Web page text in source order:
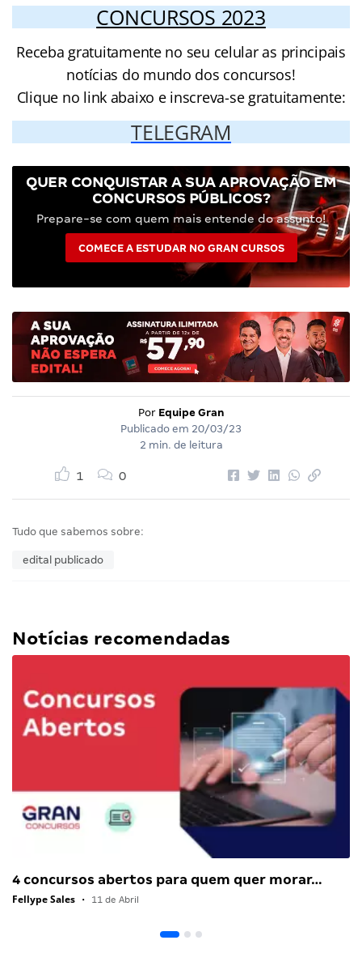
CONCURSOS 2023
Receba gratuitamente no seu celular as principais
notícias do mundo dos concursos!
Clique no link abaixo e inscreva-se gratuitamente:
TELEGRAM
QUER CONQUISTAR A SUA APROVAÇÃO EM
CONCURSOS PÚBLICOS?
Prepare-se com quem mais entende do assunto!
COMECE A ESTUDAR NO GRAN CURSOS
Por Equipe Gran
Publicado em 20/03/23
2 min. de leitura
1 0
Tudo que sabemos sobre:
edital publicado
Notícias recomendadas
4 concursos abertos para quem quer morar…
Fellype Sales • 11 de Abril